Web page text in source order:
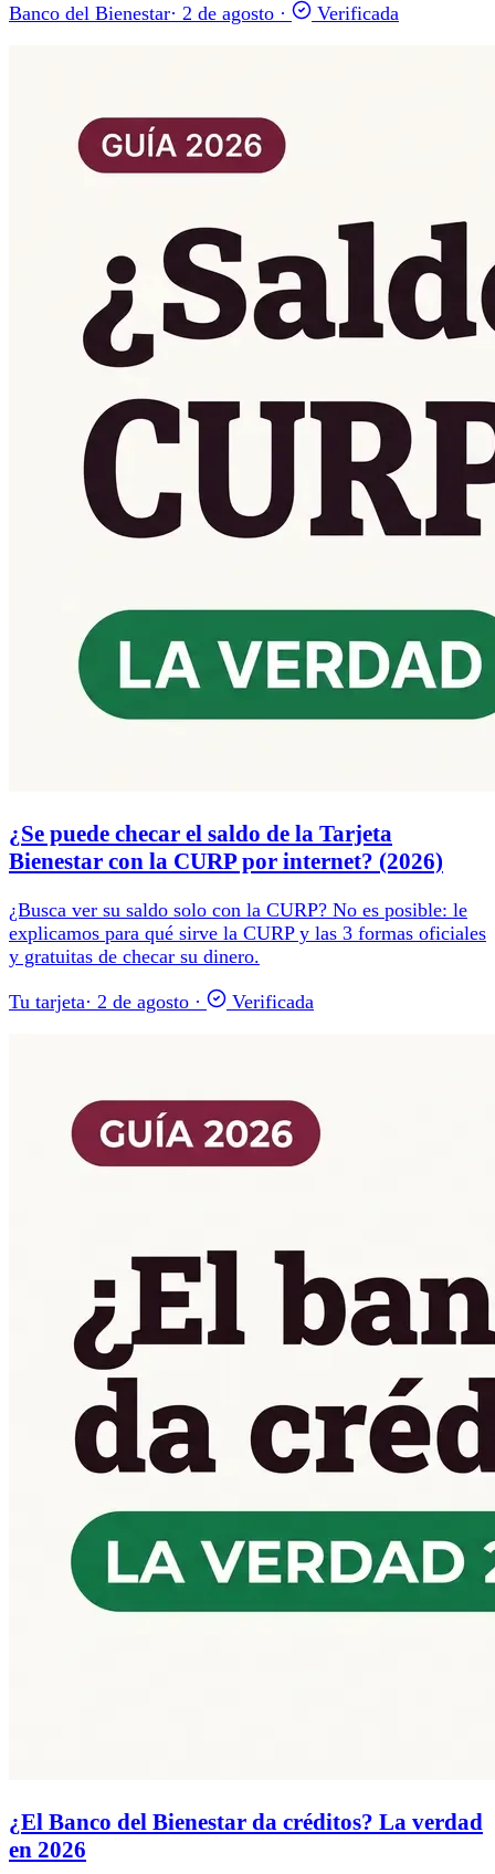
Banco del Bienestar· 2 de agosto · Verificada
¿Se puede checar el saldo de la Tarjeta
Bienestar con la CURP por internet? (2026)
¿Busca ver su saldo solo con la CURP? No es posible: le
explicamos para qué sirve la CURP y las 3 formas oficiales
y gratuitas de checar su dinero.
Tu tarjeta· 2 de agosto · Verificada
¿El Banco del Bienestar da créditos? La verdad
en 2026